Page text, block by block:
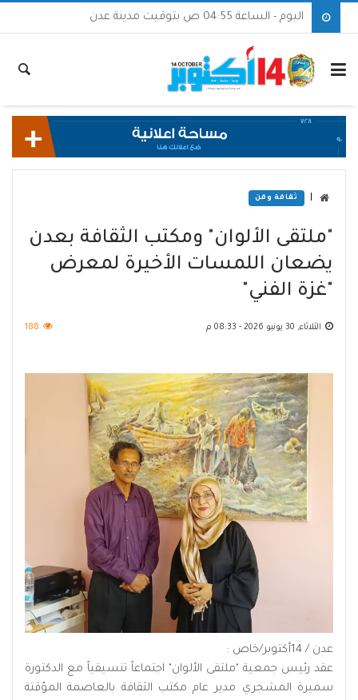
اليوم - الساعة 04:55 ص بتوقيت مدينة عدن
ثقافة وفن
"ملتقى الألوان" ومكتب الثقافة بعدن
يضعان اللمسات الأخيرة لمعرض
"غزة الفني"
الثلاثاء, 30 يونيو 2026 - 08:33 م 188
عدن / 14أكتوبر/خاص :
عقد رئيس جمعية "ملتقى الألوان" اجتماعاً تنسيقياً مع الدكتورة
سميرة المشجري مدير عام مكتب الثقافة بالعاصمة المؤقتة